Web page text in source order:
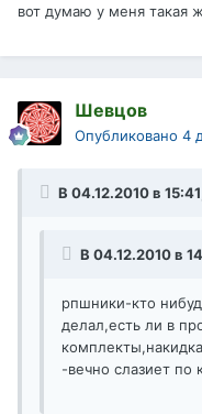
вот думаю у меня такая
Шевцов
Опубликовано 4
В 04.12.2010 в
В 04.12.2010 в
рпшники-кто
делал,есть ли в
-вечно слазиет по